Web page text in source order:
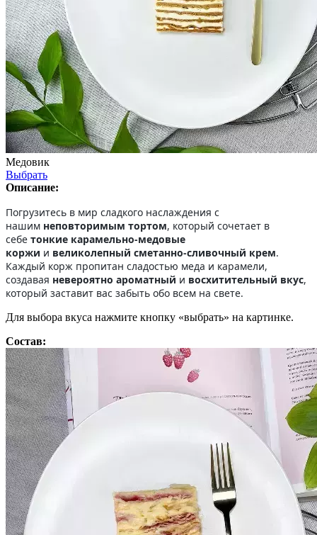
Медовик
Выбрать
Описание:
Погрузитесь в мир сладкого наслаждения с
нашим неповторимым тортом, который сочетает в
себе тонкие карамельно-медовые
коржи и великолепный сметанно-сливочный крем.
Каждый корж пропитан сладостью меда и карамели,
создавая невероятно ароматный и восхитительный вкус,
который заставит вас забыть обо всем на свете.
Для выбора вкуса нажмите кнопку «выбрать» на картинке.
Состав: